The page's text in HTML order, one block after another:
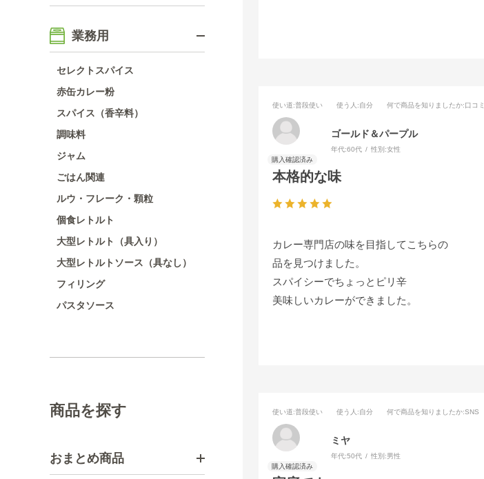
業務用
セレクトスパイス
赤缶カレー粉
スパイス（香辛料）
調味料
ジャム
ごはん関連
ルウ・フレーク・顆粒
個食レトルト
大型レトルト（具入り）
大型レトルトソース（具なし）
フィリング
パスタソース
商品を探す
おまとめ商品
本格的な味
使い道:普段使い 使う人 :自分 何で商品を知りましたか:口コミ
ゴールド＆パープル
年代:60代 性別:女性
カレー専門店の味を目指してこちらの
品を見つけました。
スパイシーでちょっとピリ辛
美味しいカレーができました。
使い道:普段使い 使う人 :自分 何で商品を知りましたか:SNS
ミヤ
年代:50代 性別:男性